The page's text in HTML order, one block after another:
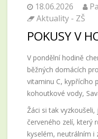
18.06.2026
Aktuality - ZŠ
POKUSY V
V pondělní hodině
běžných domácích
vitaminu C, kypřícího
kohoutkové vody,
Žáci si tak
červeného zelí, který
kyselém, neutrálním